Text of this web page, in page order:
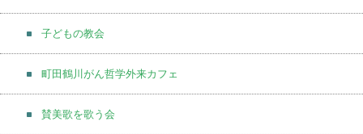
子どもの教会
町田鶴川がん哲学外来カフェ
賛美歌を歌う会